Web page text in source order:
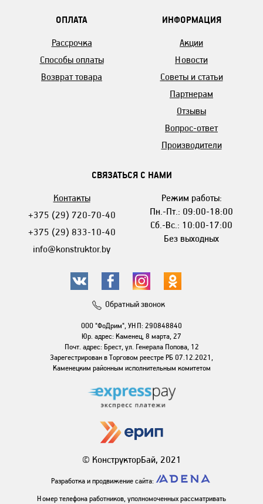
ОПЛАТА
Рассрочка
Способы оплаты
Возврат товара
ИНФОРМАЦИЯ
Акции
Новости
Советы и статьи
Партнерам
Отзывы
Вопрос-ответ
Производители
СВЯЗАТЬСЯ С НАМИ
Контакты
+375 (29) 720-70-40
+375 (29) 833-10-40
info@konstruktor.by
Режим работы:
Пн.-Пт.: 09:00-18:00
Сб.-Вс.: 10:00-17:00
Без выходных
Обратный звонок
ООО "ФоДрим", УНП: 290848840
Юр. адрес: Каменец, 8 марта, 27
Почт. адрес: Брест, ул. Генерала Попова, 12
Зарегестрирован в Торговом реестре РБ 07.12.2021,
Каменецким районным исполнительным комитетом
© КонструкторБай, 2021
Разработка и продвижение сайта:
Номер телефона работников, уполномоченных рассматривать